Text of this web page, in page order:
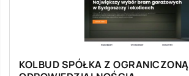
KOLBUD SPÓŁKA Z OGRANICZONĄ